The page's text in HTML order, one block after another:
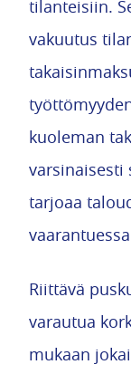
tilanteisiin.
vakuutus
kuoleman
varsinaisesti
tarjoaa
Riittävä
varautua
mukaan